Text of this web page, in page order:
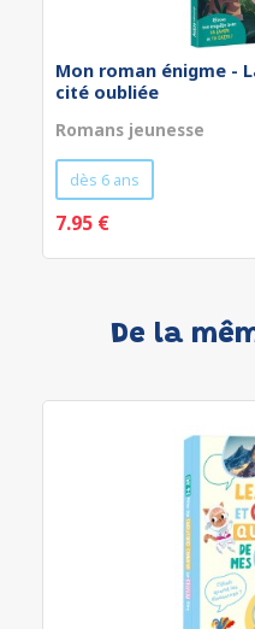
Mon roman énigme -
cité oubliée
Romans jeunesse
dès 6 ans
7.95 €
De la